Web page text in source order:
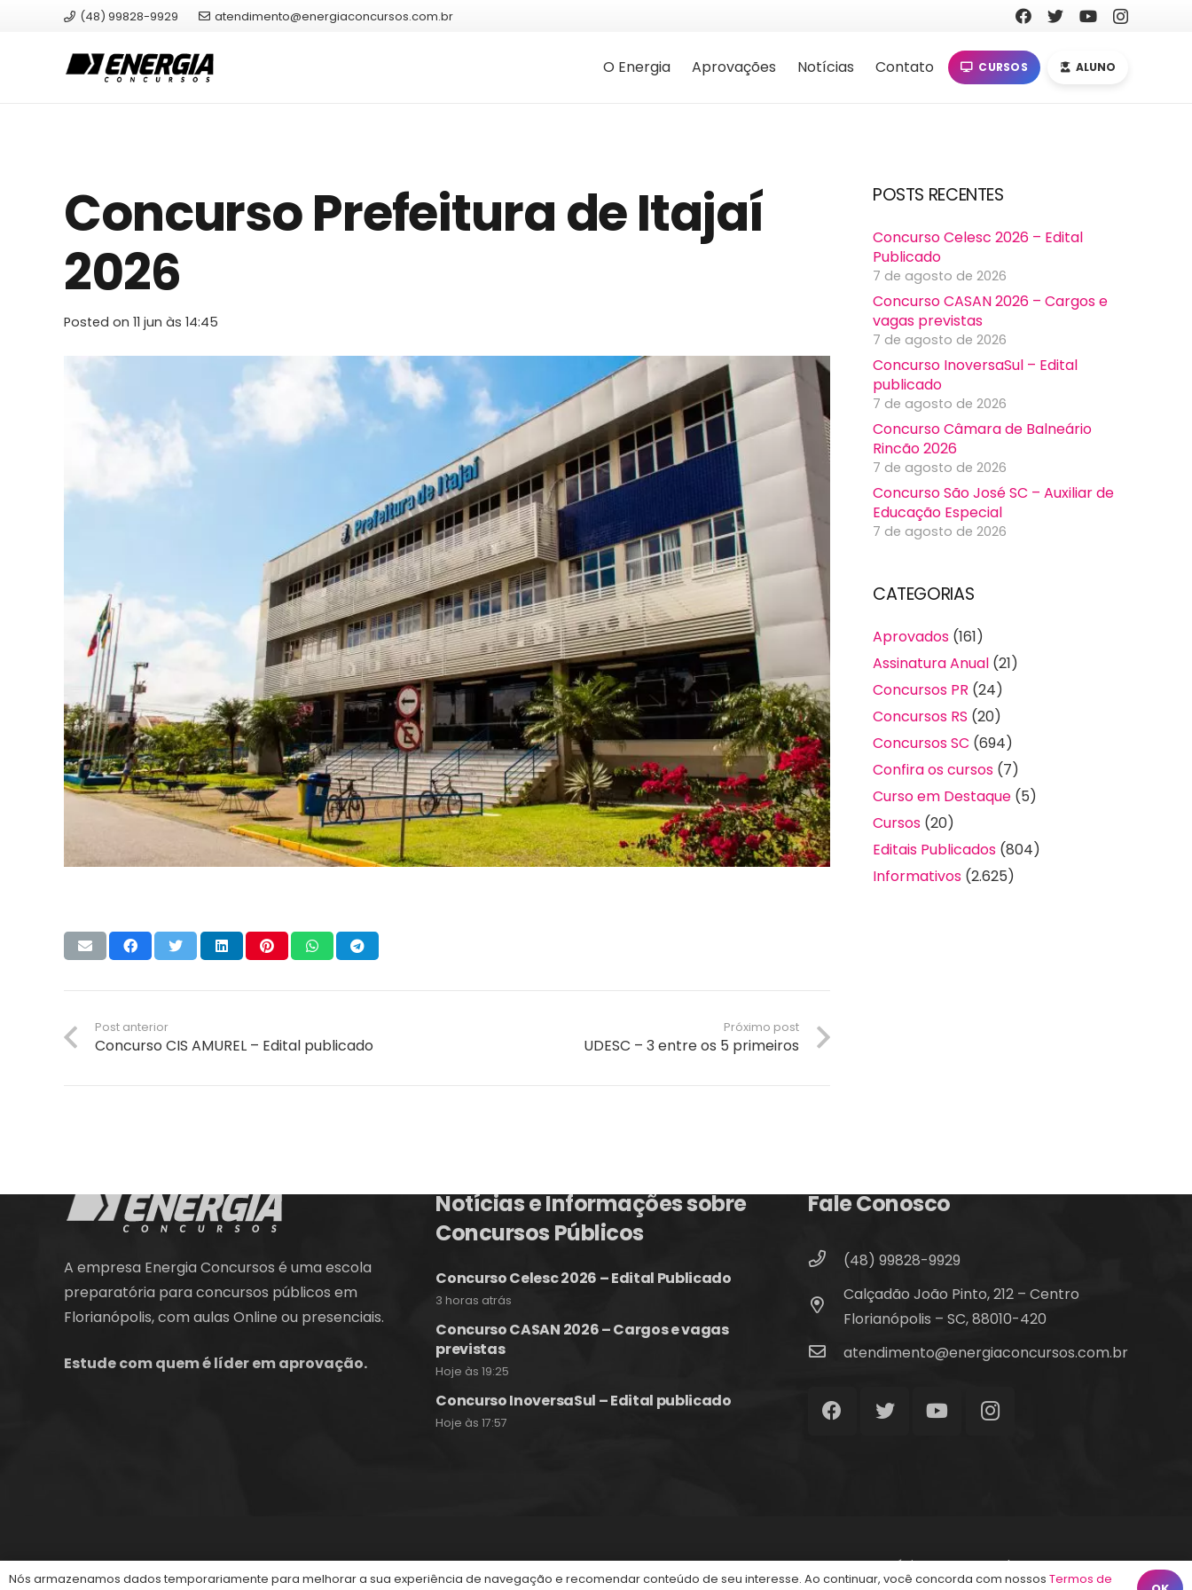
(48) 99828-9929 atendimento@energiaconcursos.com.br
O Energia Aprovações Notícias Contato CURSOS ALUNO
Concurso Prefeitura de Itajaí
2026
Posted on 11 jun às 14:45
Post anterior
Concurso CIS AMUREL – Edital publicado
Próximo post
UDESC – 3 entre os 5 primeiros
POSTS RECENTES
Concurso Celesc 2026 – Edital
Publicado
7 de agosto de 2026
Concurso CASAN 2026 – Cargos e
vagas previstas
7 de agosto de 2026
Concurso InoversaSul – Edital
publicado
7 de agosto de 2026
Concurso Câmara de Balneário
Rincão 2026
7 de agosto de 2026
Concurso São José SC – Auxiliar de
Educação Especial
7 de agosto de 2026
CATEGORIAS
Aprovados (161)
Assinatura Anual (21)
Concursos PR (24)
Concursos RS (20)
Concursos SC (694)
Confira os cursos (7)
Curso em Destaque (5)
Cursos (20)
Editais Publicados (804)
Informativos (2.625)
A empresa Energia Concursos é uma escola
preparatória para concursos públicos em
Florianópolis, com aulas Online ou presenciais.
Estude com quem é líder em aprovação.
Notícias e Informações sobre
Concursos Públicos
Concurso Celesc 2026 – Edital Publicado
3 horas atrás
Concurso CASAN 2026 – Cargos e vagas
previstas
Hoje às 19:25
Concurso InoversaSul – Edital publicado
Hoje às 17:57
Fale Conosco
(48) 99828-9929
Calçadão João Pinto, 212 – Centro
Florianópolis – SC, 88010-420
atendimento@energiaconcursos.com.br
©2013-2024Energia Concursos. Todos os direitos reservados. Início Termos de Uso Contato
Nós armazenamos dados temporariamente para melhorar a sua experiência de navegação e recomendar conteúdo de seu interesse. Ao continuar, você concorda com nossos Termos de